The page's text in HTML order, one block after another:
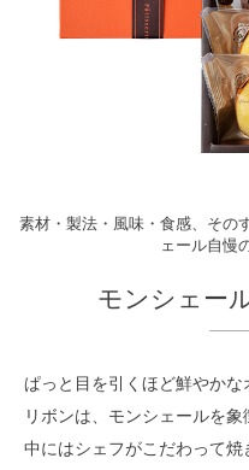
素材・製法・風味・食感、その
ェール自慢
モンシェー
ぱっと目を引くほど鮮やか
リボンは、モンシェールを象
中にはシェフがこだわって